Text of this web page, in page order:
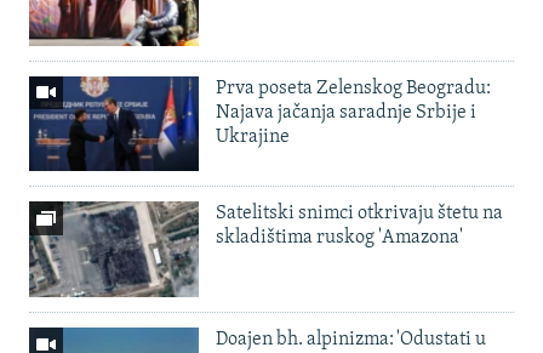
Prva poseta Zelenskog Beogradu:
Najava jačanja saradnje Srbije i
Ukrajine
Satelitski snimci otkrivaju štetu na
skladištima ruskog 'Amazona'
Doajen bh. alpinizma: 'Odustati u